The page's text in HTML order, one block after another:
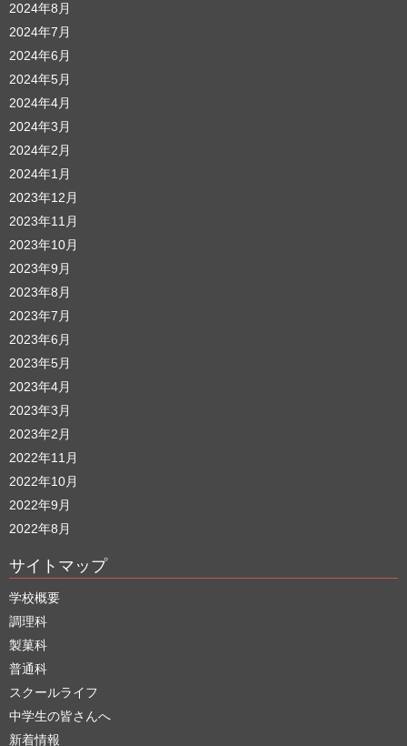
2024年8月
2024年7月
2024年6月
2024年5月
2024年4月
2024年3月
2024年2月
2024年1月
2023年12月
2023年11月
2023年10月
2023年9月
2023年8月
2023年7月
2023年6月
2023年5月
2023年4月
2023年3月
2023年2月
2022年11月
2022年10月
2022年9月
2022年8月
サイトマップ
学校概要
調理科
製菓科
普通科
スクールライフ
中学生の皆さんへ
新着情報